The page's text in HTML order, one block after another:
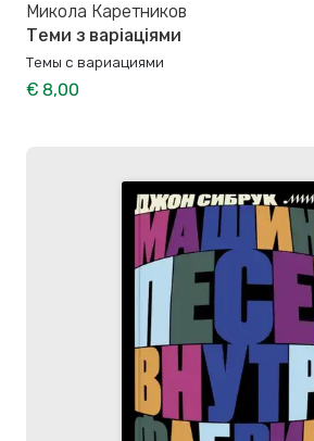
Микола Каретников
Теми з варіаціями
Темы с вариациями
€ 8,00